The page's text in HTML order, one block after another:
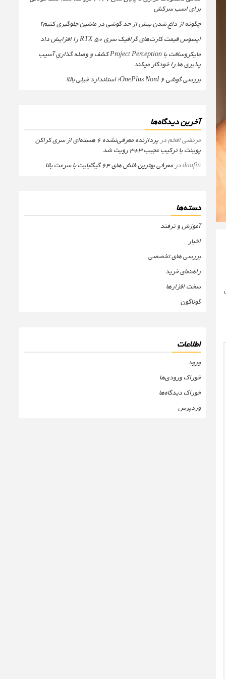
برای اسب سرکش
چگونه از داغ شدن بیش از حد گوشی در ماشین جلوگیری کنیم؟
ایسوس قیمت کارت‌های گرافیک سری RTX 50 را افزایش داد
مایکروسافت با Project Perception کشف و وصله گذاری آسیب
پذیری ها را خودکار میکند
بررسی گوشی OnePlus Nord 6؛ استاندارد خیلی بالا!
آخرین دیدگاه‌ها
مرتضی افخمدر
پردازنده معرفی‌نشده 6 هسته‌ای از سری کراکن
پوینت با ترکیب عجیب 3+3 رویت شد
daafinدر معرفی بهترین فلش های 64 گیگابایت با سرعت بالا
دسته‌ها
آموزش و ترفند
اخبار
بررسی های تخصصی
راهنمای خرید
سخت افزارها
گوناگون
اطلاعات
ورود
خوراک ورودی‌ها
خوراک دیدگاه‌ها
وردپرس